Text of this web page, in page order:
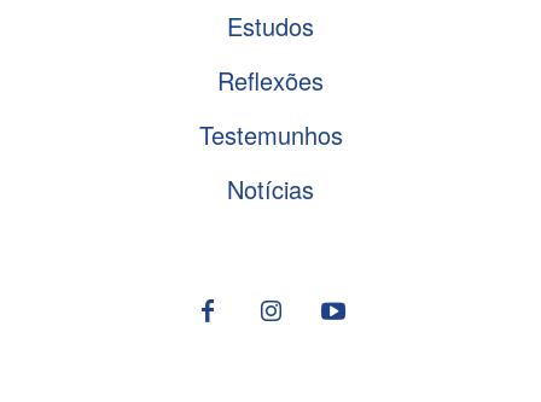
Estudos
Reflexões
Testemunhos
Notícias